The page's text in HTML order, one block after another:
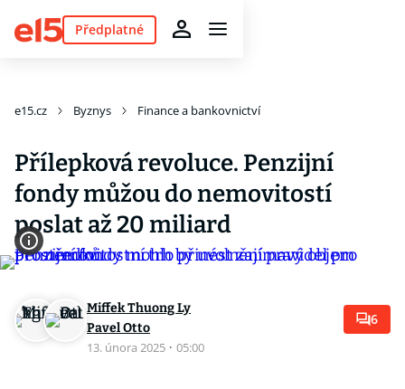
Předplatné
e15.cz Byznys Finance a bankovnictví
Přílepková revoluce. Penzijní
fondy můžou do nemovitostí
poslat až 20 miliard
Miffek Thuong Ly
Pavel Otto
13. února 2025 · 05:00
6